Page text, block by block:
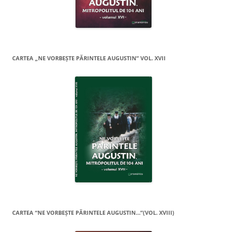
CARTEA „NE VORBEŞTE PĂRINTELE AUGUSTIN” VOL. XVII
CARTEA “NE VORBEŞTE PĂRINTELE AUGUSTIN…”(VOL. XVIII)